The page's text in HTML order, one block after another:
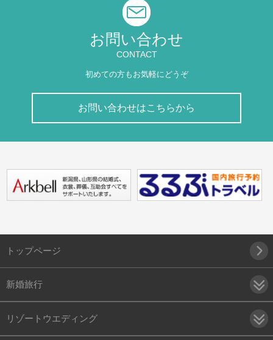
お問い合わせ
CONTACT
初めての方もお気軽にどうぞ
お問い合わせはこちらから
トップページ
新婚旅行
リゾートウエディング